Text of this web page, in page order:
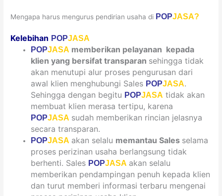
Mengapa harus mengurus pendirian usaha di POPJASA?
Kelebihan POPJASA
POPJASA memberikan pelayanan kepada
klien yang bersifattransparan sehingga tidak
akan menutupi alur proses pengurusan dari
awal klien menghubungi Sales POPJASA.
Sehingga dengan begitu POPJASA tidak akan
membuat klien merasa tertipu, karena
POPJASA sudah memberikan rincian jelasnya
secara transparan.
POPJASA akan selalu memantau Sales selama
proses perizinan usaha berlangsung tidak
berhenti. Sales POPJASA akan selalu
memberikan pendampingan penuh kepada klien
dan turut memberi informasi terbaru mengenai